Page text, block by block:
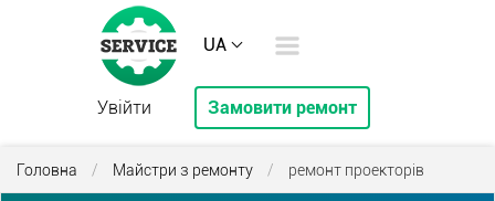
UA
Увійти Замовити ремонт
Головна / Майстри з ремонту / ремонт проекторів